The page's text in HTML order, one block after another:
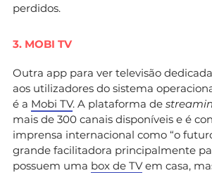
perdidos.
3. MOBI TV
Outra app para ver televisão
aos utilizadores do sistema
é a Mobi TV. A plataforma de
mais de 300 canais disponíveis e é
imprensa internacional como “o
grande facilitadora principalmente
possuem uma box de TVem casa,